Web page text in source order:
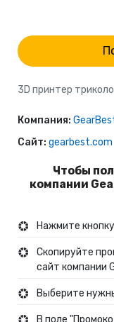
3D принтер
Компания:
Сайт: gearbest.com
Чтобы
компании
Нажмите
Скопируйте
сайт компании
Выберите
В поле